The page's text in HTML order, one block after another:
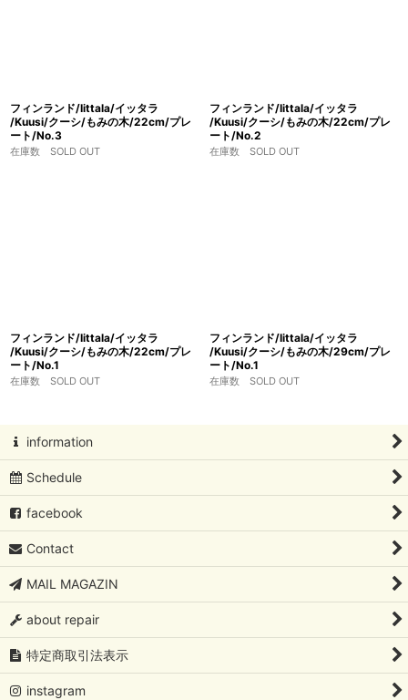
フィンランド/Iittala/イッタラ
/Kuusi/クーシ/もみの木/22cm/プレ
ート/No.3
在庫数 SOLD OUT
フィンランド/Iittala/イッタラ
/Kuusi/クーシ/もみの木/22cm/プレ
ート/No.2
在庫数 SOLD OUT
フィンランド/Iittala/イッタラ
/Kuusi/クーシ/もみの木/22cm/プレ
ート/No.1
在庫数 SOLD OUT
フィンランド/Iittala/イッタラ
/Kuusi/クーシ/もみの木/29cm/プレ
ート/No.1
在庫数 SOLD OUT
information
Schedule
facebook
Contact
MAIL MAGAZIN
about repair
特定商取引法表示
instagram